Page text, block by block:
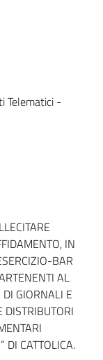
Telematici -
IN
BAR
AL
GIORNALI E
DISTRIBUTORI
DI CATTOLICA.